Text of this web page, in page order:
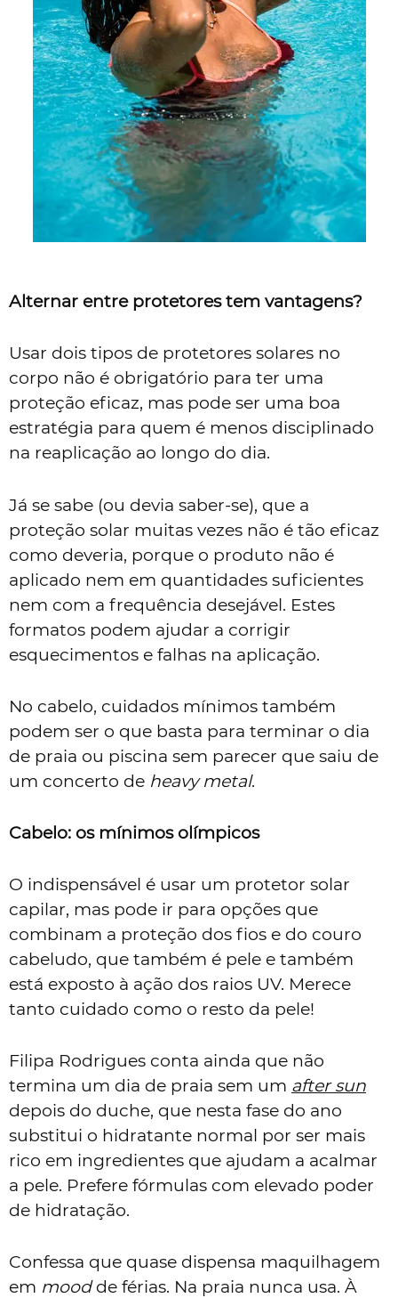
Alternar entre protetores tem vantagens?
Usar dois tipos de protetores solares no
corpo não é obrigatório para ter uma
proteção eficaz, mas pode ser uma boa
estratégia para quem é menos disciplinado
na reaplicação ao longo do dia.
Já se sabe (ou devia saber-se), que a
proteção solar muitas vezes não é tão eficaz
como deveria, porque o produto não é
aplicado nem em quantidades suficientes
nem com a frequência desejável. Estes
formatos podem ajudar a corrigir
esquecimentos e falhas na aplicação.
No cabelo, cuidados mínimos também
podem ser o que basta para terminar o dia
de praia ou piscina sem parecer que saiu de
um concerto de heavy metal.
Cabelo: os mínimos olímpicos
O indispensável é usar um protetor solar
capilar, mas pode ir para opções que
combinam a proteção dos fios e do couro
cabeludo, que também é pele e também
está exposto à ação dos raios UV. Merece
tanto cuidado como o resto da pele!
Filipa Rodrigues conta ainda que não
termina um dia de praia sem um after sun
depois do duche, que nesta fase do ano
substitui o hidratante normal por ser mais
rico em ingredientes que ajudam a acalmar
a pele. Prefere fórmulas com elevado poder
de hidratação.
Confessa que quase dispensa maquilhagem
em moodde férias. Na praia nunca usa. À